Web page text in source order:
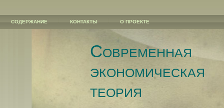
СОДЕРЖАНИЕ КОНТАКТЫ О ПРОЕКТЕ
Современная
экономическая
теория